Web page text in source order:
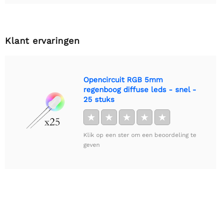
Klant ervaringen
Opencircuit RGB 5mm
regenboog diffuse leds - snel -
25 stuks
★ ★ ★ ★ ★
Klik op een ster om een beoordeling te
geven